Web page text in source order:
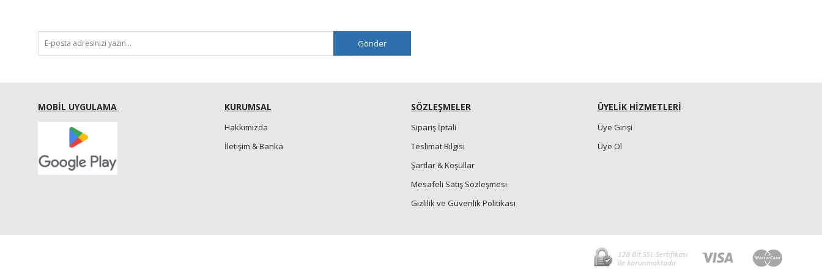
Gönder
MOBİL UYGULAMA KURUMSAL
Hakkımızda
İletişim & Banka
SÖZLEŞMELER
Sipariş İptali
Teslimat Bilgisi
Şartlar & Koşullar
Mesafeli Satış Sözleşmesi
Gizlilik ve Güvenlik Politikası
ÜYELİK HİZMETLERİ
Üye Girişi
Üye Ol